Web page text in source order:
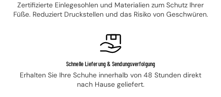
Zertifizierte Einlegesohlen und Materialien zum Schutz Ihrer
Füße. Reduziert Druckstellen und das Risiko von Geschwüren.
Schnelle Lieferung & Sendungsverfolgung
Erhalten Sie Ihre Schuhe innerhalb von 48 Stunden direkt
nach Hause geliefert.